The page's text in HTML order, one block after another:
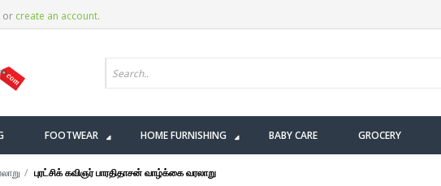
or create an account.
FOOTWEAR HOME FURNISHING BABY CARE GROCERY
புரட்சிக் கவிஞர் பாரதிதாசன் வாழ்க்கை வரலாறு